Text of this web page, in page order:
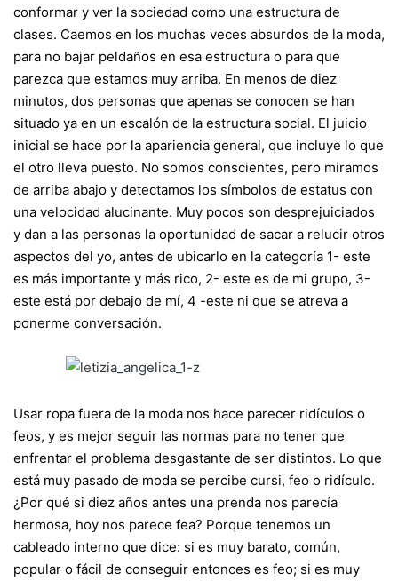
conformar y ver la sociedad como una estructura de
clases. Caemos en los muchas veces absurdos de la moda,
para no bajar peldaños en esa estructura o para que
parezca que estamos muy arriba. En menos de diez
minutos, dos personas que apenas se conocen se han
situado ya en un escalón de la estructura social. El juicio
inicial se hace por la apariencia general, que incluye lo que
el otro lleva puesto. No somos conscientes, pero miramos
de arriba abajo y detectamos los símbolos de estatus con
una velocidad alucinante. Muy pocos son desprejuiciados
y dan a las personas la oportunidad de sacar a relucir otros
aspectos del yo, antes de ubicarlo en la categoría 1- este
es más importante y más rico, 2- este es de mi grupo, 3-
este está por debajo de mí, 4 -este ni que se atreva a
ponerme conversación.
Usar ropa fuera de la moda nos hace parecer ridículos o
feos, y es mejor seguir las normas para no tener que
enfrentar el problema desgastante de ser distintos. Lo que
está muy pasado de moda se percibe cursi, feo o ridículo.
¿Por qué si diez años antes una prenda nos parecía
hermosa, hoy nos parece fea? Porque tenemos un
cableado interno que dice: si es muy barato, común,
popular o fácil de conseguir entonces es feo; si es muy